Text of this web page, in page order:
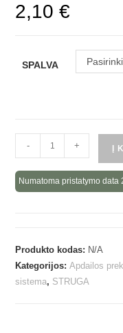
2,10€
SPALVA
- + Į
Numatoma pristatymo data
Produkto kodas: N/A
Kategorijos:Apdailos
sistema, STRUGA